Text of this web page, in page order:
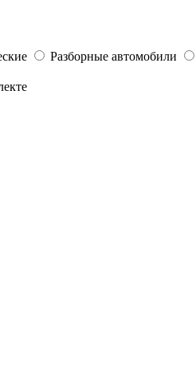
Разборные автомобили